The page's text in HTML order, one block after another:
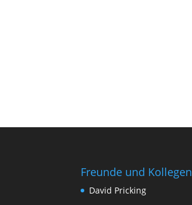
Freunde und Kollegen
David Pricking